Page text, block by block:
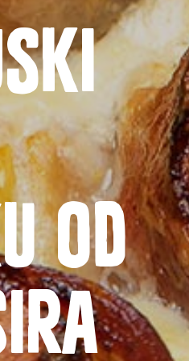
siru
od